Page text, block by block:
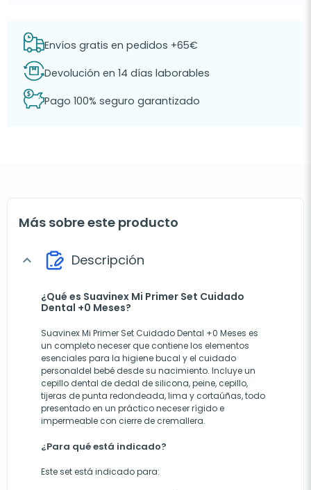
Envíos gratis en pedidos +65€
Devolución en 14 días laborables
Pago 100% seguro garantizado
Más sobre este producto
expand_more Descripción
¿Qué es Suavinex Mi Primer Set Cuidado
Dental +0 Meses?
Suavinex Mi Primer Set Cuidado Dental +0 Meses es
un completo neceser que contiene los elementos
esenciales para la higiene bucal y el cuidado
personaldel bebé desde su nacimiento. Incluye un
cepillo dental de dedal de silicona, peine, cepillo,
tijeras de punta redondeada, lima y cortaúñas, todo
presentado en un práctico neceser rígido e
impermeable con cierre de cremallera.
¿Para qué está indicado?
Este set está indicado para: